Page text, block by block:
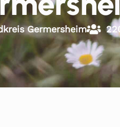
Germersheim